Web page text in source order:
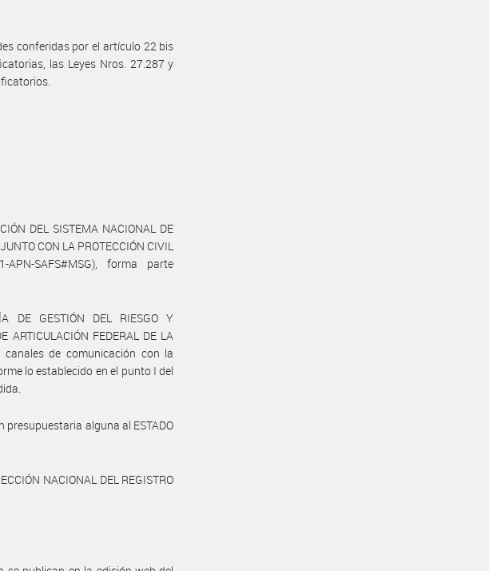
conferidas por el artículo 22 bis
las Leyes Nros. 27.287 y
DEL SISTEMA NACIONAL DE
CON LA PROTECCIÓN CIVIL
APN-SAFS#MSG), forma parte
DE GESTIÓN DEL RIESGO Y
ARTICULACIÓN FEDERAL DE LA
canales de comunicación con la
lo establecido en el punto I del
presupuestaria alguna al ESTADO
NACIONAL DEL REGISTRO